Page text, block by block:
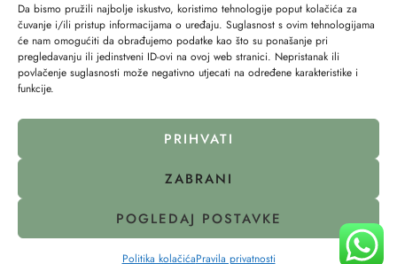
Da bismo pružili najbolje iskustvo, koristimo tehnologije poput kolačića za
čuvanje i/ili pristup informacijama o uređaju. Suglasnost s ovim tehnologijama
će nam omogućiti da obrađujemo podatke kao što su ponašanje pri
pregledavanju ili jedinstveni ID-ovi na ovoj web stranici. Nepristanak ili
povlačenje suglasnosti može negativno utjecati na određene karakteristike i
funkcije.
PRIHVATI
ZABRANI
POGLEDAJ POSTAVKE
Politika kolačićaPravila privatnosti
© 2023 – All Right reserved – 6točka2 !
Raskid ugovora